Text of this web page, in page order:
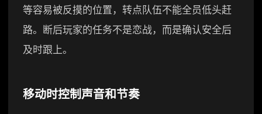
等容易被反摸的位置，转点队伍不能全员低头赶
路。断后玩家的任务不是恋战，而是确认安全后
及时跟上。
移动时控制声音和节奏